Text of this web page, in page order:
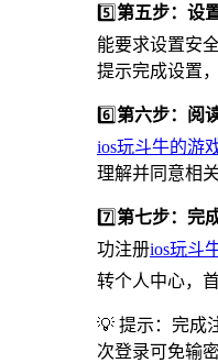
5️⃣第五步：设
能要求设置安
提示完成设置
6️⃣第六步：阅
ios玩斗牛的游
理解并同意相关
7️⃣第七步：完
功注册ios玩斗
转个人中心，
💡 提示：完成
次登录可免输密